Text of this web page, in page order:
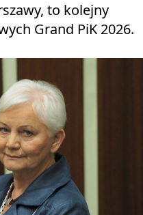
to kolejny
Grand PiK 2026.